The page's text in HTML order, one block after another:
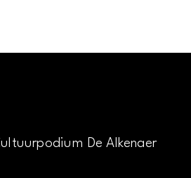
De Alkenaer